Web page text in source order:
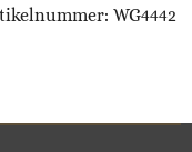
WG4442